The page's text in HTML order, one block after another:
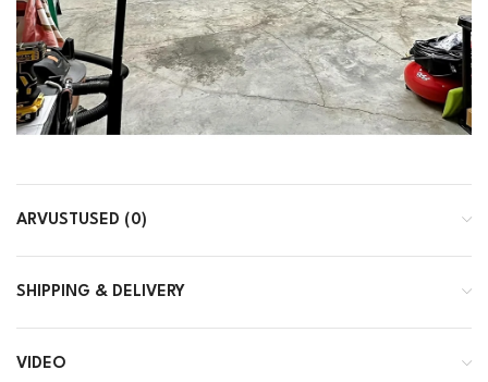
ARVUSTUSED (0)
SHIPPING & DELIVERY
VIDEO